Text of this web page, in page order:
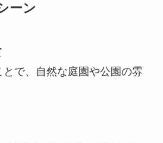
ーン
で、自然な庭園や公園の雰